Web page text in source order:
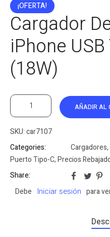
¡OFERTA!
Cargador
iPhone
(18W)
AÑADIR AL
SKU:car7107
Categories:
Cargadores,
Puerto Tipo-C,Precios
Share:
Debe
Iniciar sesión para